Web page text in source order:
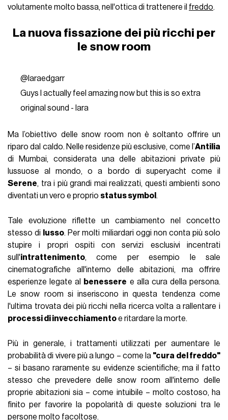
volutamente molto bassa, nell'ottica di trattenere il freddo.
La nuova fissazione dei più ricchi per
le snow room
@laraedgarr
Guys I actually feel amazing now but this is so extra
original sound - lara
Ma l’obiettivo delle snow room non è soltanto offrire un
riparo dal caldo. Nelle residenze più esclusive, come l’Antilia
di Mumbai, considerata una delle abitazioni private più
lussuose al mondo, o a bordo di superyacht come il
Serene, tra i più grandi mai realizzati, questi ambienti sono
diventati un vero e proprio status symbol .
Tale evoluzione riflette un cambiamento nel concetto
stesso di
lusso. Per molti miliardari oggi non conta più solo
stupire i propri ospiti con servizi esclusivi incentrati
sull'intrattenimento, come per esempio le sale
cinematografiche all'interno delle abitazioni, ma offrire
esperienze legate al
benessere e alla cura della persona.
Le snow room si inseriscono in questa tendenza come
l'ultima trovata dei più ricchi nella ricerca volta a rallentare i
processi di invecchiamentoe ritardare la morte.
Più in generale, i trattamenti utilizzati per aumentare le
probabilità di vivere più a lungo – come la "cura del freddo"
– si basano raramente su evidenze scientifiche; ma il fatto
stesso che prevedere delle snow room all'interno delle
proprie abitazioni sia – come intuibile – molto costoso, ha
finito per favorire la popolarità di queste soluzioni tra le
persone molto facoltose.